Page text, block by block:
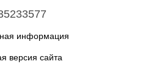
информация
версия сайта